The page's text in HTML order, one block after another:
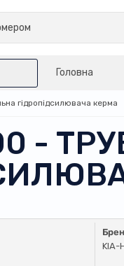
Головна
гідропідсилювача керма
-
KIA-